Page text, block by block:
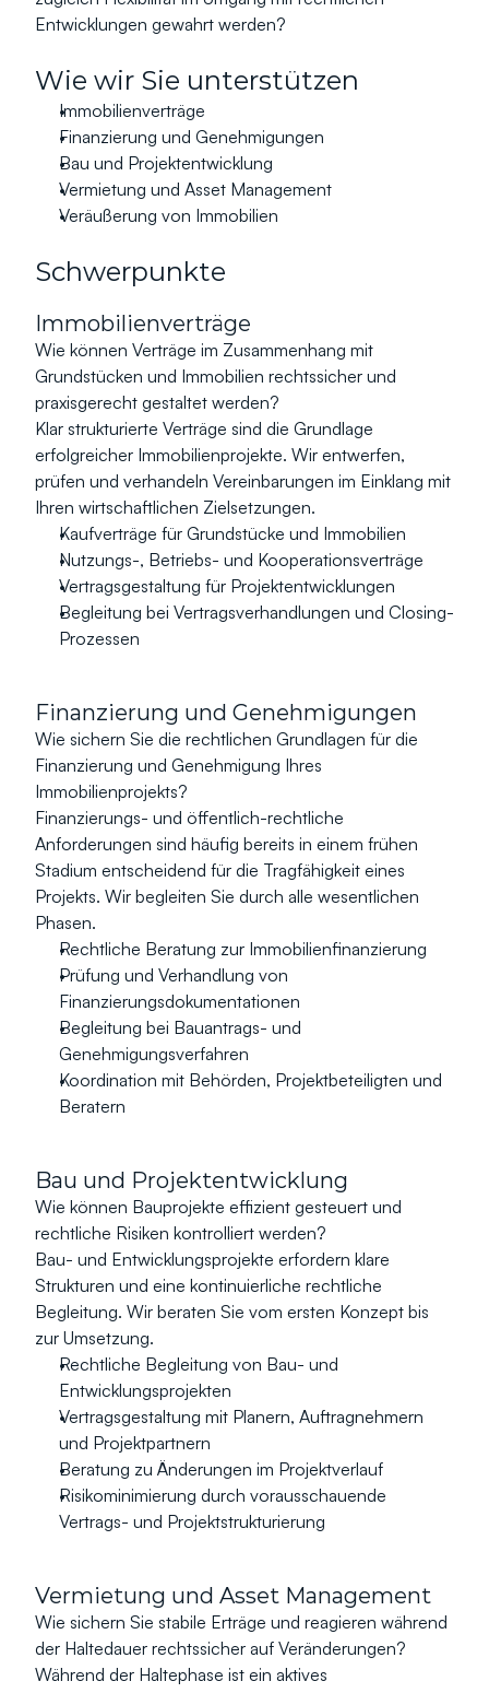
Entwicklungen gewahrt werden?
Wie wir Sie unterstützen
Immobilienverträge
Finanzierung und Genehmigungen
Bau und Projektentwicklung
Vermietung und Asset Management
Veräußerung von Immobilien
Schwerpunkte
Immobilienverträge
Wie können Verträge im Zusammenhang mit
Grundstücken und Immobilien rechtssicher und
praxisgerecht gestaltet werden?
Klar strukturierte Verträge sind die Grundlage
erfolgreicher Immobilienprojekte. Wir entwerfen,
prüfen und verhandeln Vereinbarungen im Einklang mit
Ihren wirtschaftlichen Zielsetzungen.
Kaufverträge für Grundstücke und Immobilien
Nutzungs-, Betriebs- und Kooperationsverträge
Vertragsgestaltung für Projektentwicklungen
Begleitung bei Vertragsverhandlungen und Closing-
Prozessen
Finanzierung und Genehmigungen
Wie sichern Sie die rechtlichen Grundlagen für die
Finanzierung und Genehmigung Ihres
Immobilienprojekts?
Finanzierungs- und öffentlich-rechtliche
Anforderungen sind häufig bereits in einem frühen
Stadium entscheidend für die Tragfähigkeit eines
Projekts. Wir begleiten Sie durch alle wesentlichen
Phasen.
Rechtliche Beratung zur Immobilienfinanzierung
Prüfung und Verhandlung von
Finanzierungsdokumentationen
Begleitung bei Bauantrags- und
Genehmigungsverfahren
Koordination mit Behörden, Projektbeteiligten und
Beratern
Bau und Projektentwicklung
Wie können Bauprojekte effizient gesteuert und
rechtliche Risiken kontrolliert werden?
Bau- und Entwicklungsprojekte erfordern klare
Strukturen und eine kontinuierliche rechtliche
Begleitung. Wir beraten Sie vom ersten Konzept bis
zur Umsetzung.
Rechtliche Begleitung von Bau- und
Entwicklungsprojekten
Vertragsgestaltung mit Planern, Auftragnehmern
und Projektpartnern
Beratung zu Änderungen im Projektverlauf
Risikominimierung durch vorausschauende
Vertrags- und Projektstrukturierung
Vermietung und Asset Management
Wie sichern Sie stabile Erträge und reagieren während
der Haltedauer rechtssicher auf Veränderungen?
Während der Haltephase ist ein aktives